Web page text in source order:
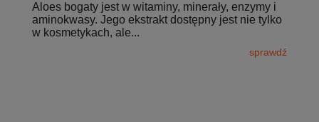
Aloes bogaty jest w witaminy, minerały, enzymy i
aminokwasy. Jego ekstrakt dostępny jest nie tylko
w kosmetykach, ale...
sprawdź